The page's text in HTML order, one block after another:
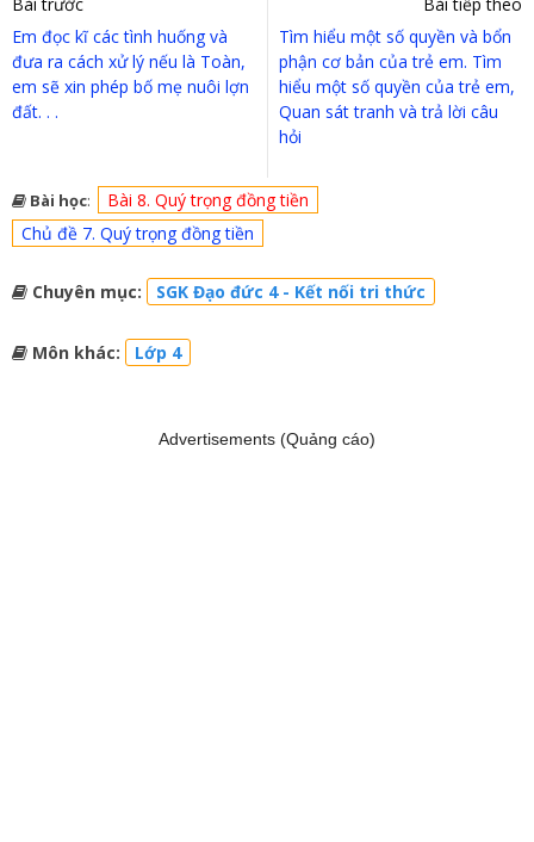
Em đọc kĩ các tình huống và
đưa ra cách xử lý nếu là Toàn,
em sẽ xin phép bố mẹ nuôi lợn
đất. . .
Tìm hiểu một số quyền và bổn
phận cơ bản của trẻ em. Tìm
hiểu một số quyền của trẻ em,
Quan sát tranh và trả lời câu
hỏi
Bài học:
Bài 8. Quý trọng đồng tiền
Chủ đề 7. Quý trọng đồng tiền
Chuyên mục: SGK Đạo đức 4 - Kết nối tri thức
Môn khác: Lớp 4
Advertisements (Quảng cáo)